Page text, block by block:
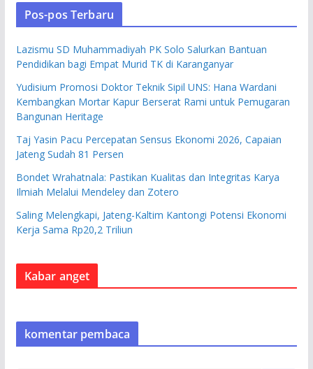
Pos-pos Terbaru
Lazismu SD Muhammadiyah PK Solo Salurkan Bantuan
Pendidikan bagi Empat Murid TK di Karanganyar
Yudisium Promosi Doktor Teknik Sipil UNS: Hana Wardani
Kembangkan Mortar Kapur Berserat Rami untuk Pemugaran
Bangunan Heritage
Taj Yasin Pacu Percepatan Sensus Ekonomi 2026, Capaian
Jateng Sudah 81 Persen
Bondet Wrahatnala: Pastikan Kualitas dan Integritas Karya
Ilmiah Melalui Mendeley dan Zotero
Saling Melengkapi, Jateng-Kaltim Kantongi Potensi Ekonomi
Kerja Sama Rp20,2 Triliun
Kabar anget
komentar pembaca